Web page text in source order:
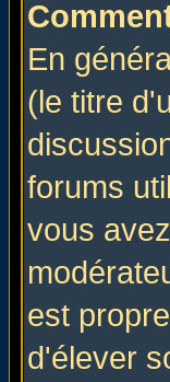
En
(le titre
forums
vous
est
d'élever